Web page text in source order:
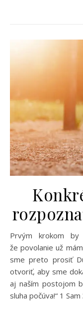
Prvým krokom by malo byť uvedomenie si pravdy,
že povolanie už
sme preto prosiť
otvoriť, aby sme
aj naším postojom
sluha počúva!“ 1